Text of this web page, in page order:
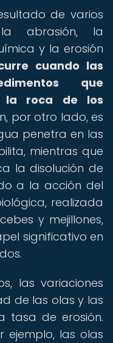
de varios
abrasión, la
y la erosión
cuando las
que
la roca de los
por otro lado, es
penetra en las
mientras que
la disolución de
a la acción del
realizada
y mejillones,
significativo en
las variaciones
de las olas y las
tasa de erosión.
ejemplo, las olas